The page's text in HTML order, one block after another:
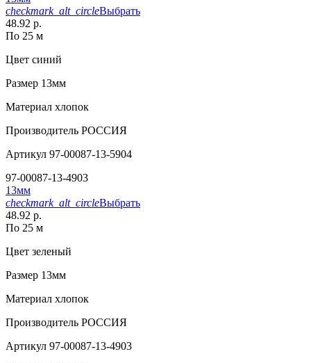
checkmark_alt_circleВыбрать
48.92 р.
По 25 м
Цвет синий
Размер 13мм
Материал хлопок
Производитель РОССИЯ
Артикул 97-00087-13-5904
97-00087-13-4903
13мм
checkmark_alt_circleВыбрать
48.92 р.
По 25 м
Цвет зеленый
Размер 13мм
Материал хлопок
Производитель РОССИЯ
Артикул 97-00087-13-4903